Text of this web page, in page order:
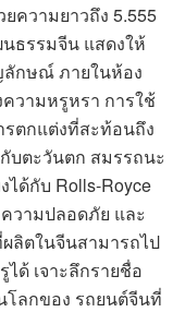
ความยาวถึง 5.555
ธรรมจีน แสดงให้
ลักษณ์ ภายในห้อง
วามหรูหรา การใช้
ตกแต่งที่สะท้อนถึง
บตะวันตก สมรรถนะ
ได้กับ Rolls-Royce
วามปลอดภัย และ
ลิตในจีนสามารถไป
ด้ เจาะลึกรายชื่อ
โลกของ รถยนต์จีนที่